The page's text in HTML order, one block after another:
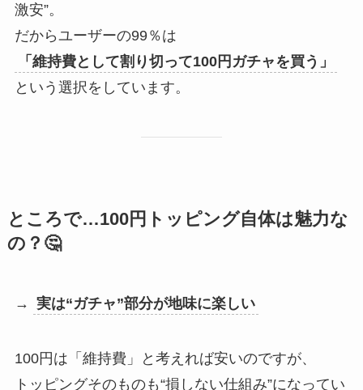
激安”。
だからユーザーの99％は
「維持費として割り切って100円ガチャを買う」
という選択をしています。
ところで…100円トッピング自体は魅力な
の？🤔
→ 実は“ガチャ”部分が地味に楽しい
100円は「維持費」と考えれば安いのですが、
トッピングそのものも“損しない仕組み”になってい